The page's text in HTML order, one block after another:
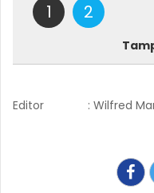
1 2
Editor : Wilfred